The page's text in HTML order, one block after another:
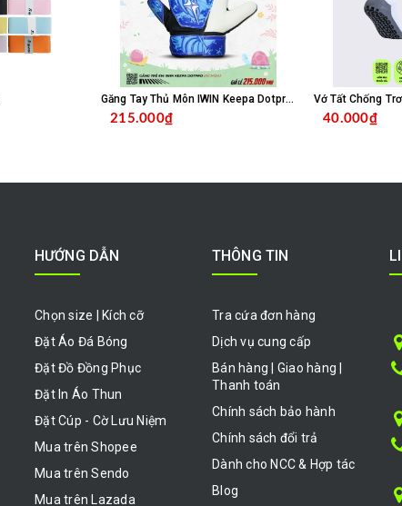
Găng Tay Thủ Môn IWIN Keepa Dotpro Xanh Biển
215.000₫ 40.000₫
HƯỚNG DẪN
Chọn size | Kích cỡ
Đặt Áo Đá Bóng
Đặt Đồ Đồng Phục
Đặt In Áo Thun
Đặt Cúp - Cờ Lưu Niệm
Mua trên Shopee
Mua trên Sendo
Mua trên Lazada
THÔNG TIN
Tra cứa đơn hàng
Dịch vụ cung cấp
Bán hàng | Giao hàng |
Thanh toán
Chính sách bảo hành
Chính sách đổi trả
Dành cho NCC & Hợp tác
Blog